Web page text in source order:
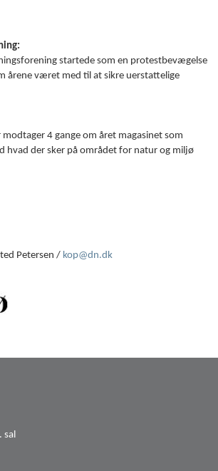
startede som en protestbevægelse
årene været med til at sikre uerstattelige
4 gange om året magasinet som
hvad der sker på området for natur og miljø
Petersen / kop@dn.dk
sal